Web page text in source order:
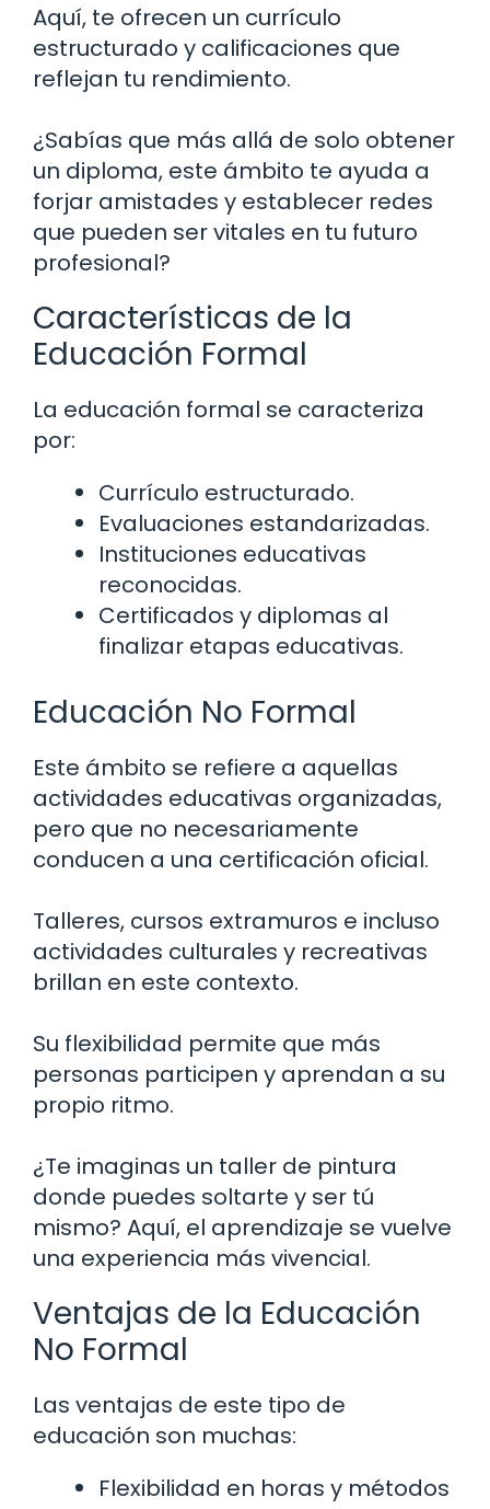
Aquí, te ofrecen un currículo
estructurado y calificaciones que
reflejan tu rendimiento.
¿Sabías que más allá de solo obtener
un diploma, este ámbito te ayuda a
forjar amistades y establecer redes
que pueden ser vitales en tu futuro
profesional?
Características de la
Educación Formal
La educación formal se caracteriza
por:
Currículo estructurado.
Evaluaciones estandarizadas.
Instituciones educativas
reconocidas.
Certificados y diplomas al
finalizar etapas educativas.
Educación No Formal
Este ámbito se refiere a aquellas
actividades educativas organizadas,
pero que no necesariamente
conducen a una certificación oficial.
Talleres, cursos extramuros e incluso
actividades culturales y recreativas
brillan en este contexto.
Su flexibilidad permite que más
personas participen y aprendan a su
propio ritmo.
¿Te imaginas un taller de pintura
donde puedes soltarte y ser tú
mismo? Aquí, el aprendizaje se vuelve
una experiencia más vivencial.
Ventajas de la Educación
No Formal
Las ventajas de este tipo de
educación son muchas:
Flexibilidad en horas y métodos